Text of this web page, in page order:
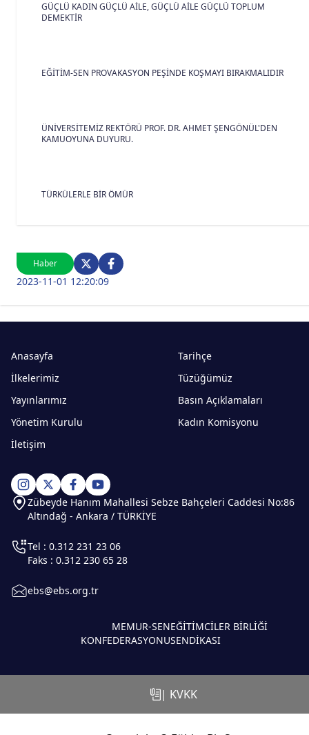
Haber
2023-11-01 12:20:09
GÜÇLÜ KADIN GÜÇLÜ AİLE, GÜÇLÜ AİLE GÜÇLÜ TOPLUM
DEMEKTİR
EĞİTİM-SEN PROVAKASYON PEŞİNDE KOŞMAYI BIRAKMALIDIR
ÜNİVERSİTEMİZ REKTÖRÜ PROF. DR. AHMET ŞENGÖNÜL'DEN
KAMUOYUNA DUYURU.
TÜRKÜLERLE BİR ÖMÜR
Anasayfa
Tarihçe
İlkelerimiz
Tüzüğümüz
Yayınlarımız
Basın Açıklamaları
Yönetim Kurulu
Kadın Komisyonu
İletişim
MEMUR-SEN
KONFEDERASYONU
EĞİTİMCİLER BİRLİĞİ
SENDİKASI
Zübeyde Hanım Mahallesi Sebze Bahçeleri Caddesi No:86
Altındağ - Ankara / TÜRKİYE
Tel : 0.312 231 23 06
Faks : 0.312 230 65 28
ebs@ebs.org.tr
| KVKK